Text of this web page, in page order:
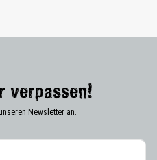
verpassen!
Newsletter an.